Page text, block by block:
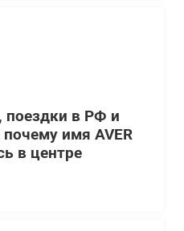
поездки в РФ и
имя AVER
в центре